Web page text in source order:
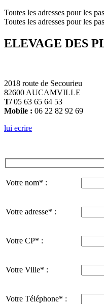
Toutes les adresses pour les
Toutes les adresses pour les
ELEVAGE DES
2018 route de Secourieu
82600 AUCAMVILLE
T/05 63 65 64 53
Mobile : 06 22 82 92 69
lui ecrire
Votre nom* :
Votre adresse* :
Votre CP* :
Votre Ville* :
Votre Téléphone* :